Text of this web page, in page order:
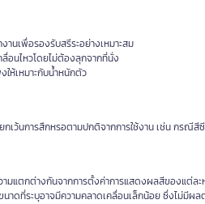
านเพื่อรองรับสรีระอย่างเหมาะสม
อนไหวโดยไม่ต้องลุกจากที่นั่ง
ห้เหมาะกับน้ำหนักตัว
ว้นการสึกหรอตามปกติจากการใช้งาน เช่น กรณีสี
แตกต่างกันจากการตั้งค่าการแสดงผลสีของแต่ละ
าดที่ระบุอาจมีความคลาดเคลื่อนเล็กน้อย ซึ่งไม่มีผล